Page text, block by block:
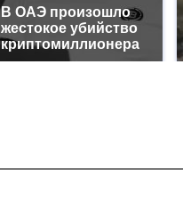
В ОАЭ произошло
жестокое убийство
криптомиллионера